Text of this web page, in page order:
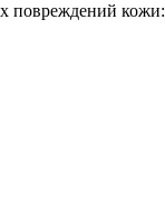
повреждений кожи: